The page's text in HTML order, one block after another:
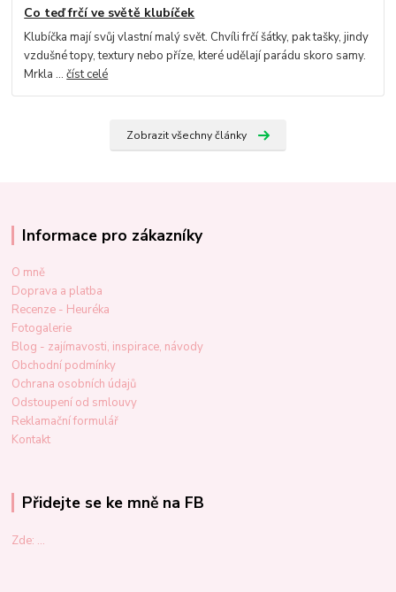
Co teď frčí ve světě klubíček
Klubíčka mají svůj vlastní malý svět. Chvíli frčí šátky, pak tašky, jindy
vzdušné topy, textury nebo příze, které udělají parádu skoro samy.
Mrkla ...číst celé
Zobrazit všechny články
Informace pro zákazníky
O mně
Doprava a platba
Recenze - Heuréka
Fotogalerie
Blog - zajímavosti, inspirace, návody
Obchodní podmínky
Ochrana osobních údajů
Odstoupení od smlouvy
Reklamační formulář
Kontakt
Přidejte se ke mně na FB
Zde: ...